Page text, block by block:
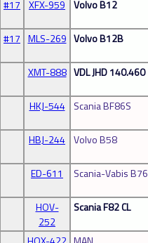
#17 XFX-959 Volvo B12
#17 MLS-269 Volvo B12B
XMT-888 VDL JHD 140.460
HKJ-544 Scania BF86S
HBJ-244 Volvo B58
ED-611 Scania-Vabis B76
HOV-
252
Scania F82 CL